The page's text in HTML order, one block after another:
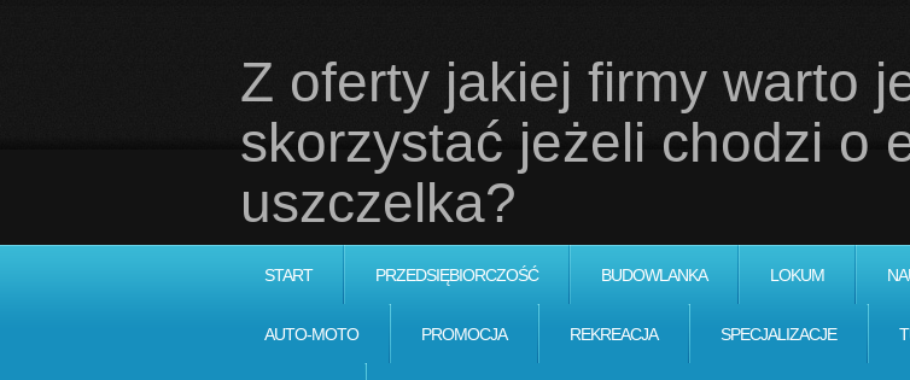
Z oferty jakiej firmy warto
skorzystać jeżeli chodzi o
uszczelka?
START PRZEDSIĘBIORCZOŚĆ BUDOWLANKA LOKUM
AUTO-MOTO PROMOCJA REKREACJA SPECJALIZACJE